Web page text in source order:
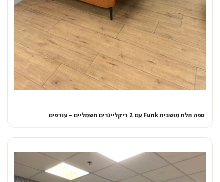
ספה תלת מושבית Funk עם 2 ריקליינרים חשמליים – עודפים